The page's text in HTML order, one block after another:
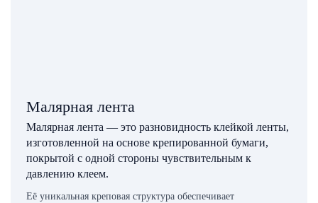
Малярная лента
Малярная лента — это разновидность клейкой ленты,
изготовленной на основе крепированной бумаги,
покрытой с одной стороны чувствительным к
давлению клеем.
Её уникальная креповая структура обеспечивает